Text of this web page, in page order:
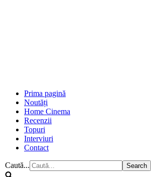
Prima pagină
Noutăți
Home Cinema
Recenzii
Topuri
Interviuri
Contact
Caută...